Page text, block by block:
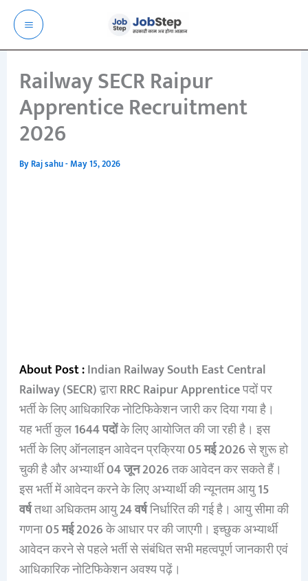
Skip
content
Railway SECR Raipur
Apprentice Recruitment
2026
ByRaj sahu-May 15, 2026
About Post :Indian Railway South East Central
Railway (SECR)द्वाराRRC Raipur Apprenticeपदों पर
भर्ती के लिए आधिकारिक नोटिफिकेशन जारी कर दिया गया है।
यह भर्ती कुल1644 पदोंके लिए आयोजित की जा रही है। इस
भर्ती के लिए ऑनलाइन आवेदन प्रक्रिया05 मई 2026से शुरू हो
चुकी है और अभ्यार्थी04 जून 2026तक आवेदन कर सकते हैं।
इस भर्ती में आवेदन करने के लिए अभ्यार्थी की न्यूनतम आयु15
वर्षतथा अधिकतम आयु24 वर्षनिर्धारित की गई है। आयु सीमा की
गणना05 मई 2026के आधार पर की जाएगी। इच्छुक अभ्यार्थी
आवेदन करने से पहले भर्ती से संबंधित सभी महत्वपूर्ण जानकारी एवं
आधिकारिक नोटिफिकेशन अवश्य पढ़ें।